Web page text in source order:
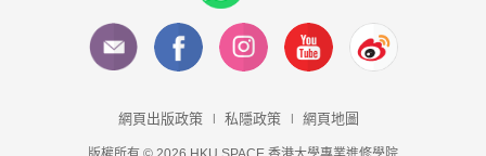
網頁出版政策 私隱政策 網頁地圖